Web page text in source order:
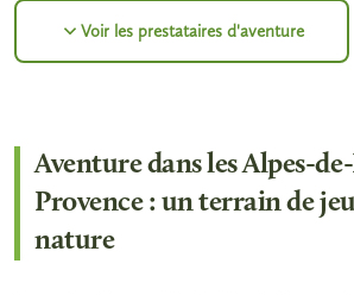
Voir les prestataires d'aventure
Aventure dans les Alpes-
Provence : un terrain de
nature